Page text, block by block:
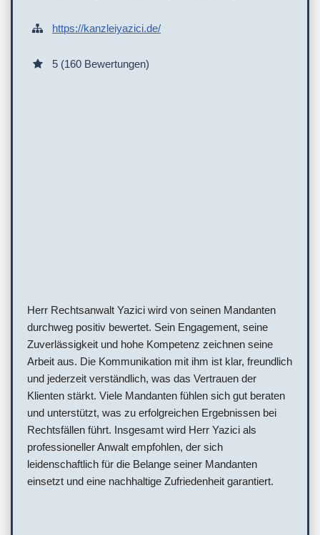
https://kanzleiyazici.de/
5 (160 Bewertungen)
Herr Rechtsanwalt Yazici wird von seinen Mandanten
durchweg positiv bewertet. Sein Engagement, seine
Zuverlässigkeit und hohe Kompetenz zeichnen seine
Arbeit aus. Die Kommunikation mit ihm ist klar, freundlich
und jederzeit verständlich, was das Vertrauen der
Klienten stärkt. Viele Mandanten fühlen sich gut beraten
und unterstützt, was zu erfolgreichen Ergebnissen bei
Rechtsfällen führt. Insgesamt wird Herr Yazici als
professioneller Anwalt empfohlen, der sich
leidenschaftlich für die Belange seiner Mandanten
einsetzt und eine nachhaltige Zufriedenheit garantiert.